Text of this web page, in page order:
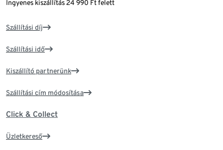
Ingyenes kiszállítás 24 990 Ft felett
Szállítási díj
Szállítási idő
Kiszállító partnerünk
Szállítási cím módosítása
Click & Collect
Üzletkereső